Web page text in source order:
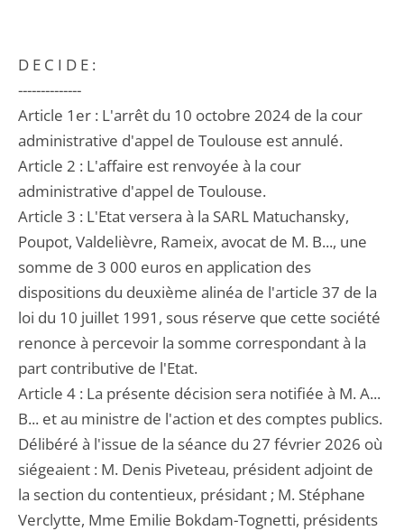
D E C I D E :
--------------
Article 1er : L'arrêt du 10 octobre 2024 de la cour
administrative d'appel de Toulouse est annulé.
Article 2 : L'affaire est renvoyée à la cour
administrative d'appel de Toulouse.
Article 3 : L'Etat versera à la SARL Matuchansky,
Poupot, Valdelièvre, Rameix, avocat de M. B..., une
somme de 3 000 euros en application des
dispositions du deuxième alinéa de l'article 37 de la
loi du 10 juillet 1991, sous réserve que cette société
renonce à percevoir la somme correspondant à la
part contributive de l'Etat.
Article 4 : La présente décision sera notifiée à M. A...
B... et au ministre de l'action et des comptes publics.
Délibéré à l'issue de la séance du 27 février 2026 où
siégeaient : M. Denis Piveteau, président adjoint de
la section du contentieux, présidant ; M. Stéphane
Verclytte, Mme Emilie Bokdam-Tognetti, présidents